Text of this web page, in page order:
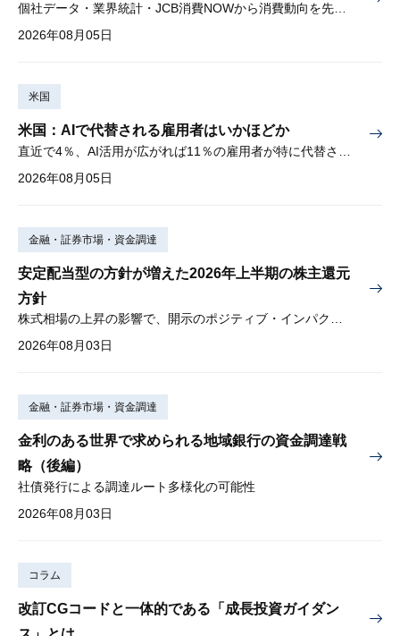
個社データ・業界統計・JCB消費NOWから消費動向を先取り
2026年08月05日
米国
米国：AIで代替される雇用者はいかほどか
2026年08月05日
金融・証券市場・資金調達
安定配当型の方針が増えた2026年上半期の株主還元
方針
株式相場の上昇の影響で、開示のポジティブ・インパクトは低下
2026年08月03日
金融・証券市場・資金調達
金利のある世界で求められる地域銀行の資金調達戦
略（後編）
社債発行による調達ルート多様化の可能性
2026年08月03日
コラム
改訂CGコードと一体的である「成長投資ガイダン